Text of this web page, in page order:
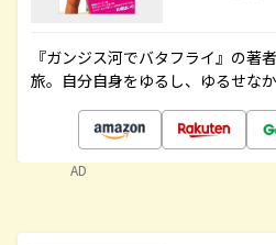
『ガンジス河でバタフライ』の著
旅。自分自身をゆるし、ゆるせな
AD